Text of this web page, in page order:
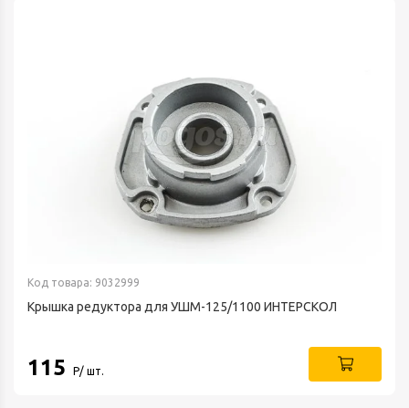
Код товара: 9032999
Крышка редуктора для УШМ-125/1100 ИНТЕРСКОЛ
115 Р/ шт.